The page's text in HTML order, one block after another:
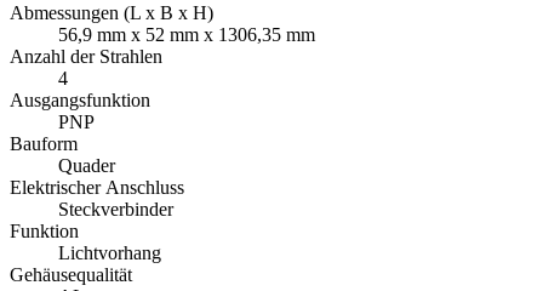
Abmessungen (L x B x H)
56,9 mm x 52 mm x 1306,35 mm
Anzahl der Strahlen
4
Ausgangsfunktion
PNP
Bauform
Quader
Elektrischer Anschluss
Steckverbinder
Funktion
Lichtvorhang
Gehäusequalität